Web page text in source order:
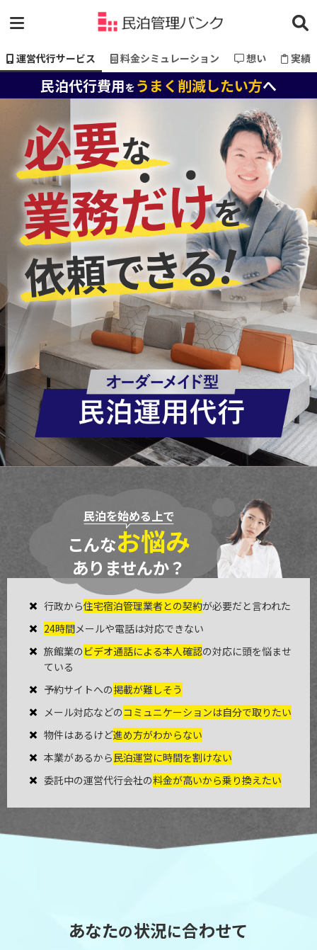
運営代行サービス 料金シミュレーション 想い 実績
民泊代行費用を うまく削減したい方へ
民泊を始める上で
こんなお悩み
ありませんか？
行政から住宅宿泊管理業者との契約が必要だと言われた
24時間メールや電話は対応できない
旅館業の ビデオ通話による本人確認の対応に頭を悩ませ
ている
予約サイトへの掲載が難しそう
メール対応などのコミュニケーションは自分で取りたい
物件はあるけど進め方がわからない
本業があるから民泊運営に時間を割けない
委託中の運営代行会社の料金が高いから乗り換えたい
あなたの状況に合わせて